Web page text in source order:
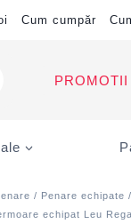
Cum cumpăr
PROMOTII
/ Penare echipate /
echipat Leu